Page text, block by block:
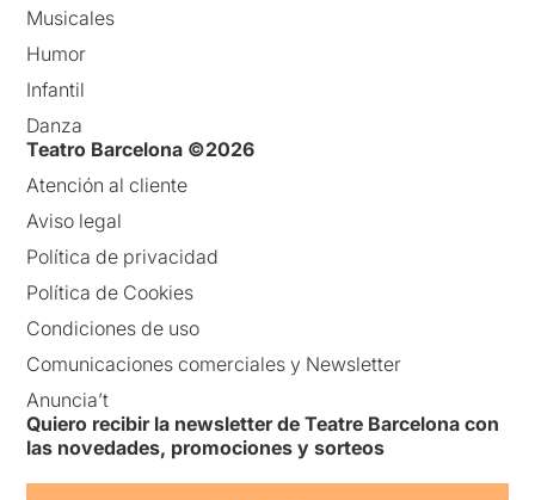
Musicales
Humor
Infantil
Danza
Teatro Barcelona ©2026
Atención al cliente
Aviso legal
Política de privacidad
Política de Cookies
Condiciones de uso
Comunicaciones comerciales y Newsletter
Anuncia’t
Quiero recibir la newsletter de Teatre Barcelona con
las novedades, promociones y sorteos